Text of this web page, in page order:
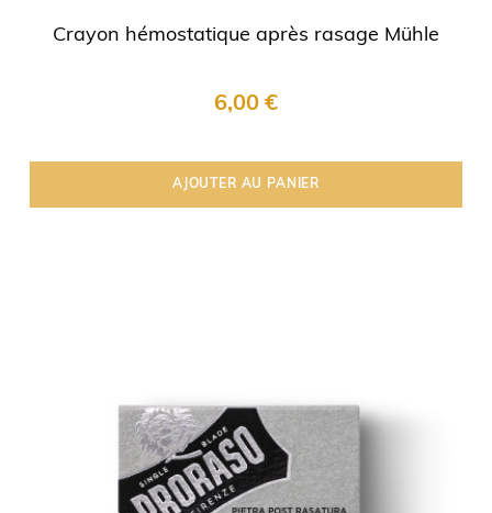
Crayon hémostatique après rasage Mühle
6,00 €
AJOUTER AU PANIER